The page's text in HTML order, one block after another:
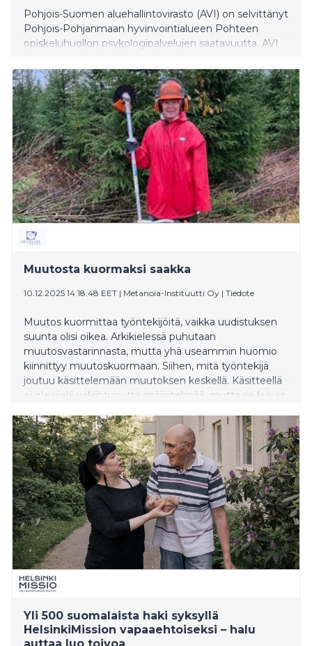
Pohjois-Suomen aluehallintovirasto (AVI) on selvittänyt
Pohjois-Pohjanmaan hyvinvointialueen Pohteen
opiskeluhuollon psykologipalvelujen saatavuutta. AVI
toimenpiteitä palvelujen saatavuuden parantamiseksi,
mutta puutteita on yhä. Pohde jatkaa työskentelyä
tilanteen parantamiseksi.
Muutosta kuormaksi saakka
10.12.2025 14:18:48 EET | Metanoia-Instituutti Oy | Tiedote
Muutos kuormittaa työntekijöitä, vaikka uudistuksen
suunta olisi oikea. Arkikielessä puhutaan
muutosvastarinnasta, mutta yhä useammin huomio
kiinnittyy muutoskuormaan. Siihen, mitä työntekijä
joutuu käsittelemään muutoksen keskellä. Käsitteellä
ei ole vielä vakiintunutta määritelmää, mutta se kuvaa
Yli 500 suomalaista haki syksyllä
HelsinkiMission vapaaehtoiseksi – halu
auttaa luo toivoa